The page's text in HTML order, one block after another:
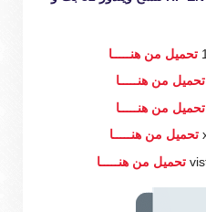
تحميل من هنـــــا
تحميل من هنـــــا
تحميل من هنـــــا
تحميل من هنـــــا
تحميل من هنـــــا